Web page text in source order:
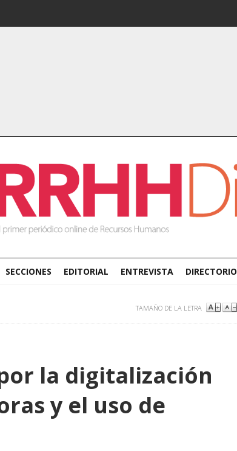
SECCIONES EDITORIAL ENTREVISTA DIRECTORIO
TAMAÑO DE LA LETRA
la digitalización
y el uso de